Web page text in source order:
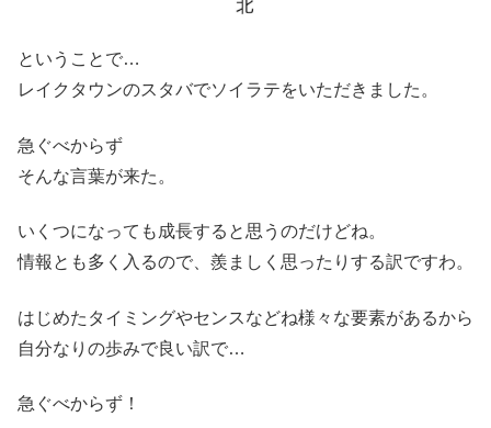
ということで…
レイクタウンのスタバでソイラテをいただきました。
急ぐべからず
そんな言葉が来た。
いくつになっても成長すると思うのだけどね。
情報とも多く入るので、羨ましく思ったりする訳ですわ。
はじめたタイミングやセンスなどね様々な要素があるから
自分なりの歩みで良い訳で…
急ぐべからず！